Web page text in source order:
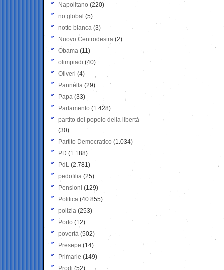
Napolitano (220)
no global (5)
notte bianca (3)
Nuovo Centrodestra (2)
Obama (11)
olimpiadi (40)
Oliveri (4)
Pannella (29)
Papa (33)
Parlamento (1.428)
partito del popolo della libertà
(30)
Partito Democratico (1.034)
PD (1.188)
PdL (2.781)
pedofilia (25)
Pensioni (129)
Politica (40.855)
polizia (253)
Porto (12)
povertà (502)
Presepe (14)
Primarie (149)
Prodi (52)